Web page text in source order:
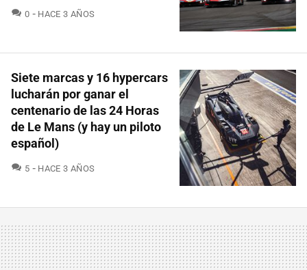
0 COMENTARIOS
HACE 3 AÑOS
Siete marcas y 16 hypercars
lucharán por ganar el
centenario de las 24 Horas
de Le Mans (y hay un piloto
español)
5 COMENTARIOS
HACE 3 AÑOS